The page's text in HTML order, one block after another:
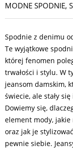
MODNE SPODNIE,
Spodnie z denimu
Te wyjątkowe
której fenomen
trwałości i stylu. W
jeansom damskim,
świecie, ale stały
Dowiemy się,
element mody,
oraz jak je
pewnie siebie.